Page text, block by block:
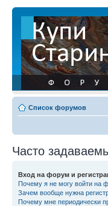
Список форумов
Часто
Вход на форум и
Почему я не могу войти на
Зачем вообще нужна
Почему мне периодически